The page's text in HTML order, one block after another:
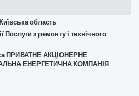
Київська область
Послуги з ремонту і технічного
ПРИВАТНЕ АКЦІОНЕРНЕ
ЕНЕРГЕТИЧНА КОМПАНІЯ